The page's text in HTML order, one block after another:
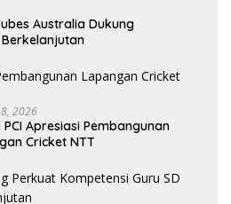
Australia Dukung
2026
PCI Apresiasi Pembangunan
Cricket NTT